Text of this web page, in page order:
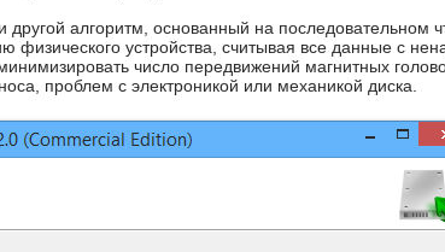
алгоритм, основанный на последовательном
устройства, считывая все данные с
число передвижений магнитных
проблем с электроникой или механикой диска.